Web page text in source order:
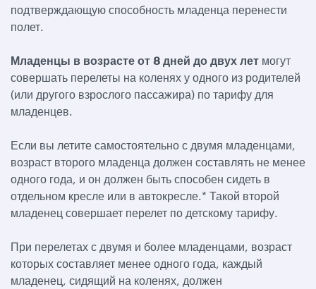
подтверждающую способность младенца перенести
полет.
Младенцы в возрасте от 8 дней до двух лет могут
совершать перелеты на коленях у одного из родителей
(или другого взрослого пассажира) по тарифу для
младенцев.
Если вы летите самостоятельно с двумя младенцами,
возраст второго младенца должен составлять не менее
одного года, и он должен быть способен сидеть в
отдельном кресле или в автокресле.* Такой второй
младенец совершает перелет по детскому тарифу.
При перелетах с двумя и более младенцами, возраст
которых составляет менее одного года, каждый
младенец, сидящий на коленях, должен